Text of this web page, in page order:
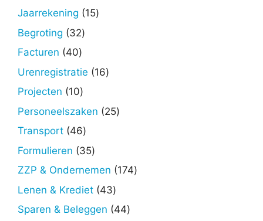
Jaarrekening 1515
Begroting 3232
Facturen 4040
producten
Urenregistratie 1616
Projecten 1010
producten
Personeelszaken 2525
Transport 4646
producten
Formulieren 3535
producten
ZZP & Ondernemen 174174
Lenen & Krediet 4343
producten
Sparen & Beleggen 4444